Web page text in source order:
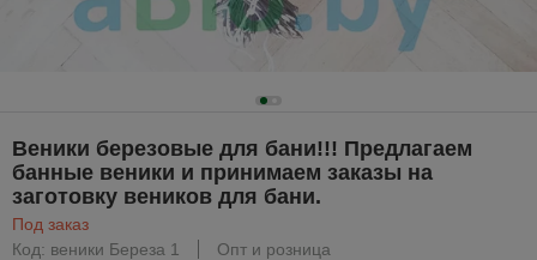
Веники березовые для бани!!! Предлагаем
банные веники и принимаем заказы на
заготовку веников для бани.
Под заказ
Код: веники Береза 1
Опт и розница